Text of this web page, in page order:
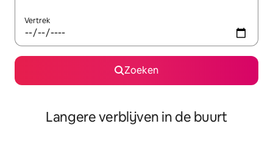
Vertrek
Zoeken
Langere verblijven in de buurt